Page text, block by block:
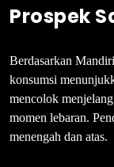
Prospek
Berdasarkan
konsumsi
mencolok
momen lebaran.
menengah dan atas.